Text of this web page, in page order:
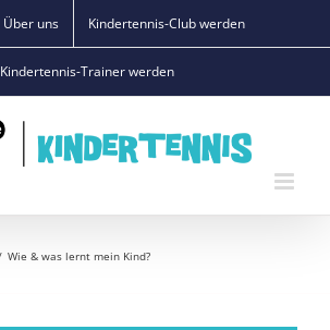
Über uns Kindertennis-Club werden
Kindertennis-Trainer werden
Wie & was lernt mein Kind?